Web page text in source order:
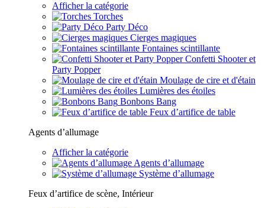
Afficher la catégorie
Torches
Party Déco
Cierges magiques
Fontaines scintillante
Confetti Shooter et
Party Popper
Moulage de cire et d'étain
Lumières des étoiles
Bonbons Bang
Feux d’artifice de table
Agents d’allumage
Afficher la catégorie
Agents d’allumage
Système d’allumage
Feux d’artifice de scène, Intérieur